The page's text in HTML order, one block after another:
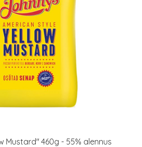
Mustard" 460g - 55% alennus